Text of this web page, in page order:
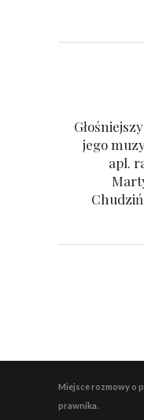
jego
apl.
Miejsce rozmowy o
prawnika.